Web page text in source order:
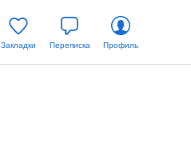
Закладки Переписка Профиль